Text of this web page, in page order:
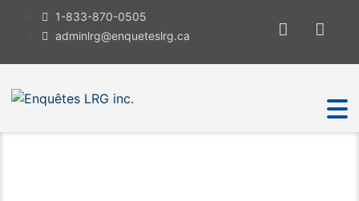
1-833-870-0505
adminlrg@enqueteslrg.ca